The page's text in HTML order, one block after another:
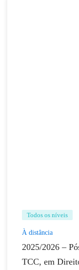
Todos os níveis
À distância
2025/2026 –
TCC, em